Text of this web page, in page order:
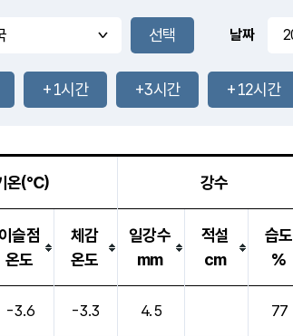
-mm
-mm
34.1
℃
35.9℃
1.3m/s
-mm
-mm
날짜
+1시간 +3시간 +12시간
온(℃) 강수
이슬점
온도
체감
온도
일강수
mm
적설
cm
습도
%
-3.6 -3.3 4.5 77